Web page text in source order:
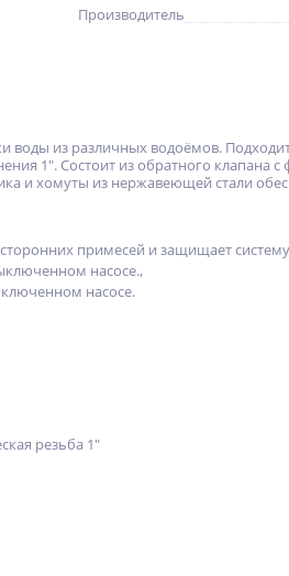
Производитель
воды из различных водоёмов.
1″. Состоит из обратного клапана
и хомуты из нержавеющей стали
примесей и защищает
насосе.,
насосе.
резьба 1″